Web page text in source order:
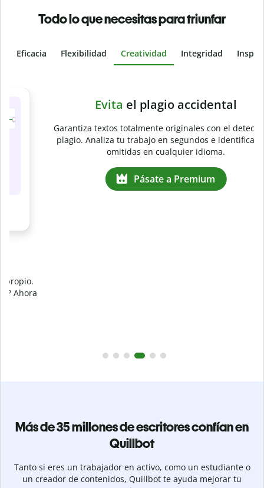
Todo lo que necesitas para triunfar
Eficacia Flexibilidad Creatividad Integridad
Slide 4 of 6
el plagio accidental
Garantiza textos totalmente originales con el detector de
plagio. Analiza tu trabajo en segundos e identifica citas
omitidas en cualquier idioma.
Pásate a Premium
Más de 35 millones de escritores confían en
Quillbot
Tanto si eres un trabajador en activo, como un estudiante o
un creador de contenidos, Quillbot te ayuda mejorar tu